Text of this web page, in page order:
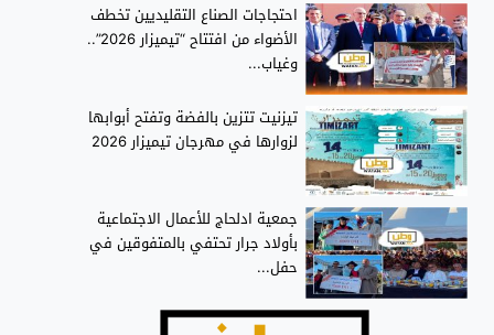
احتجاجات الصناع التقليديين تخطف
الأضواء من افتتاح “تيميزار 2026”..
وغياب...
تيزنيت تتزين بالفضة وتفتح أبوابها
لزوارها في مهرجان تيميزار 2026
جمعية ادلحاج للأعمال الاجتماعية
بأولاد جرار تحتفي بالمتفوقين في
حفل...